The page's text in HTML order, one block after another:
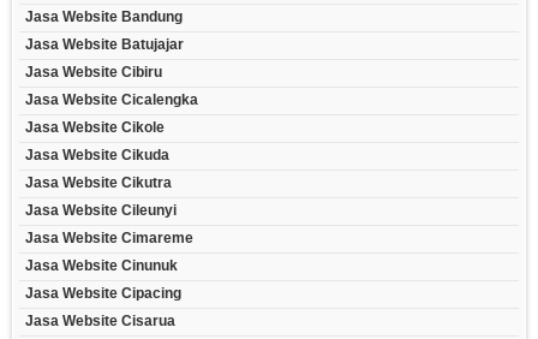
Jasa Website Bandung
Jasa Website Batujajar
Jasa Website Cibiru
Jasa Website Cicalengka
Jasa Website Cikole
Jasa Website Cikuda
Jasa Website Cikutra
Jasa Website Cileunyi
Jasa Website Cimareme
Jasa Website Cinunuk
Jasa Website Cipacing
Jasa Website Cisarua